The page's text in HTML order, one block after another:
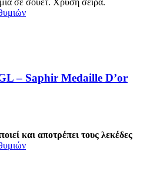
σε σουέτ. Χρυσή σειρά.
– Saphir Medaille D’or
και αποτρέπει τους λεκέδες